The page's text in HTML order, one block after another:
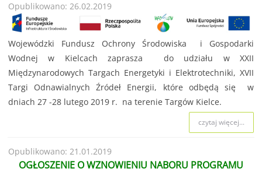
Opublikowano: 26.02.2019
Wojewódzki Fundusz Ochrony Środowiska i Gospodarki
Wodnej w Kielcach zaprasza do udziału w XXII
Międzynarodowych Targach Energetyki i Elektrotechniki, XVII
Targi Odnawialnych Źródeł Energii, które odbędą się w
dniach 27 -28 lutego 2019 r. na terenie Targów Kielce.
czytaj więcej...
Opublikowano: 21.01.2019
OGŁOSZENIE O WZNOWIENIU NABORU PROGRAMU